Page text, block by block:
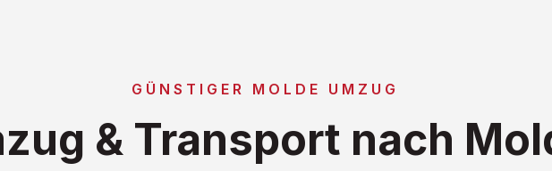
GÜNSTIGER MOLDE UMZUG
& Transport nach